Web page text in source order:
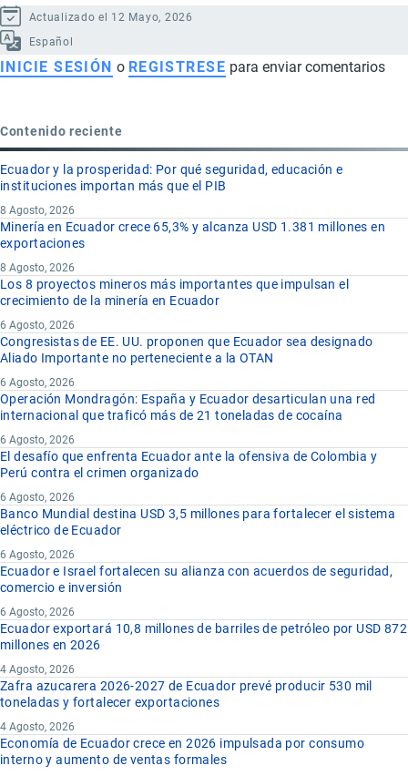
Actualizado el 12 Mayo, 2026
Español
INICIE SESIÓN o REGISTRESE para enviar comentarios
Contenido reciente
Ecuador y la prosperidad: Por qué seguridad, educación e
instituciones importan más que el PIB
8 Agosto, 2026
Minería en Ecuador crece 65,3% y alcanza USD 1.381 millones en
exportaciones
8 Agosto, 2026
Los 8 proyectos mineros más importantes que impulsan el
crecimiento de la minería en Ecuador
6 Agosto, 2026
Congresistas de EE. UU. proponen que Ecuador sea designado
Aliado Importante no perteneciente a la OTAN
6 Agosto, 2026
Operación Mondragón: España y Ecuador desarticulan una red
internacional que traficó más de 21 toneladas de cocaína
6 Agosto, 2026
El desafío que enfrenta Ecuador ante la ofensiva de Colombia y
Perú contra el crimen organizado
6 Agosto, 2026
Banco Mundial destina USD 3,5 millones para fortalecer el sistema
eléctrico de Ecuador
6 Agosto, 2026
Ecuador e Israel fortalecen su alianza con acuerdos de seguridad,
comercio e inversión
6 Agosto, 2026
Ecuador exportará 10,8 millones de barriles de petróleo por USD 872
millones en 2026
4 Agosto, 2026
Zafra azucarera 2026-2027 de Ecuador prevé producir 530 mil
toneladas y fortalecer exportaciones
4 Agosto, 2026
Economía de Ecuador crece en 2026 impulsada por consumo
interno y aumento de ventas formales